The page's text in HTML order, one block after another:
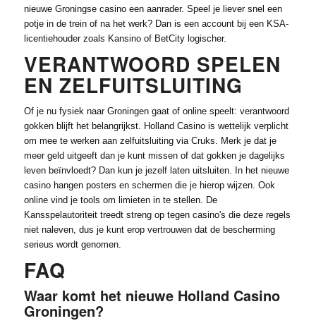
nieuwe Groningse casino een aanrader. Speel je liever snel een
potje in de trein of na het werk? Dan is een account bij een KSA-
licentiehouder zoals Kansino of BetCity logischer.
VERANTWOORD SPELEN
EN ZELFUITSLUITING
Of je nu fysiek naar Groningen gaat of online speelt: verantwoord
gokken blijft het belangrijkst. Holland Casino is wettelijk verplicht
om mee te werken aan zelfuitsluiting via Cruks. Merk je dat je
meer geld uitgeeft dan je kunt missen of dat gokken je dagelijks
leven beïnvloedt? Dan kun je jezelf laten uitsluiten. In het nieuwe
casino hangen posters en schermen die je hierop wijzen. Ook
online vind je tools om limieten in te stellen. De
Kansspelautoriteit treedt streng op tegen casino's die deze regels
niet naleven, dus je kunt erop vertrouwen dat de bescherming
serieus wordt genomen.
FAQ
Waar komt het nieuwe Holland Casino
Groningen?